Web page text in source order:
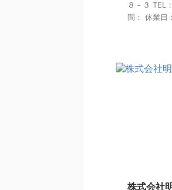
８－３ TEL
間： 休業日
株式会社